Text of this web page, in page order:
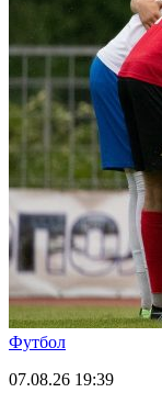
Футбол
07.08.26 19:39